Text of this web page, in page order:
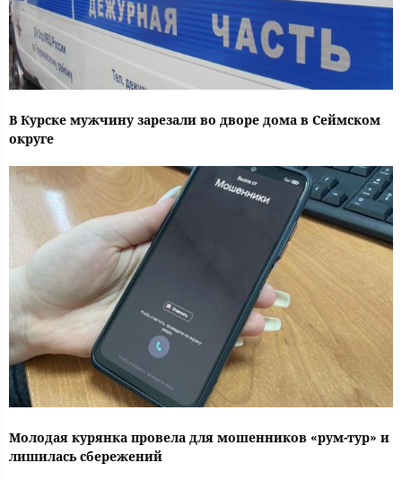
В Курске мужчину зарезали во дворе дома в Сеймском
округе
Молодая курянка провела для мошенников «рум-тур» и
лишилась сбережений